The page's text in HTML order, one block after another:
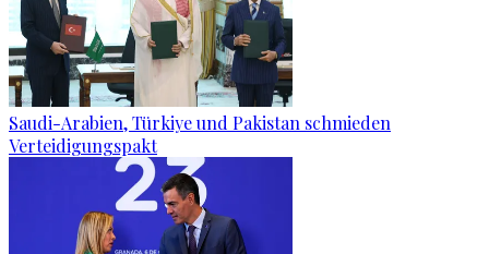
Saudi-Arabien, Türkiye und Pakistan schmieden
Verteidigungspakt